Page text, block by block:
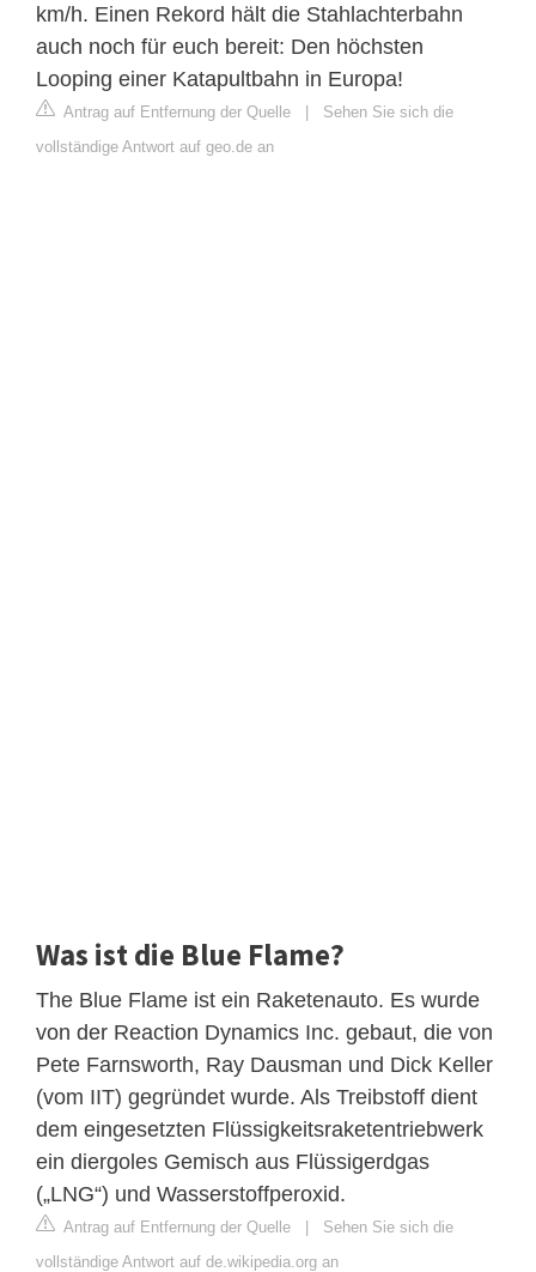
km/h. Einen Rekord hält die Stahlachterbahn
auch noch für euch bereit: Den höchsten
Looping einer Katapultbahn in Europa!
Antrag auf Entfernung der Quelle | Sehen Sie sich die
vollständige Antwort auf geo.de an
Was ist die Blue Flame?
The Blue Flame ist ein Raketenauto. Es wurde
von der Reaction Dynamics Inc. gebaut, die von
Pete Farnsworth, Ray Dausman und Dick Keller
(vom IIT) gegründet wurde. Als Treibstoff dient
dem eingesetzten Flüssigkeitsraketentriebwerk
ein diergoles Gemisch aus Flüssigerdgas
(„LNG“) und Wasserstoffperoxid.
Antrag auf Entfernung der Quelle | Sehen Sie sich die
vollständige Antwort auf de.wikipedia.org an